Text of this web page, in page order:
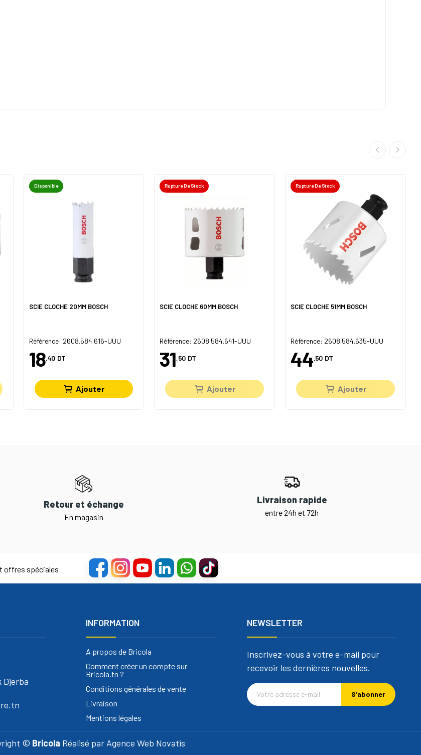
Disponible
SCIE CLOCHE 20MM BOSCH
Référence: 2608.584.616-UUU
18,40 DT
Ajouter
Rupture De Stock
SCIE CLOCHE 60MM BOSCH
Référence: 2608.584.641-UUU
31,50 DT
Ajouter
Rupture De Stock
SCIE CLOCHE 51MM BOSCH
Référence: 2608.584.635-UUU
44,50 DT
Ajouter
Retour et échange
En magasin
Livraison rapide
entre 24h et 72h
offres spéciales
Djerba
INFORMATION
A propos de Bricola
Comment créer un compte sur
Bricola.tn ?
Conditions générales de vente
Livraison
Mentions légales
NEWSLETTER
Inscrivez-vous à votre e-mail pour
recevoir les dernières nouvelles.
S’abonner
© Bricola Réalisé par Agence Web Novatis